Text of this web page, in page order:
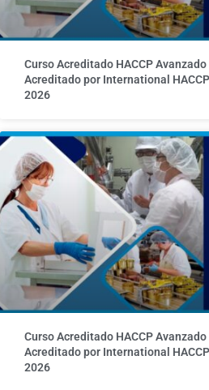
Curso Acreditado HACCP
Acreditado por International
2026
Curso Acreditado HACCP
Acreditado por International
2026